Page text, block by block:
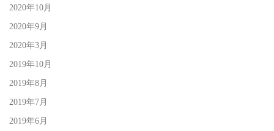
2020年10月
2020年9月
2020年3月
2019年10月
2019年8月
2019年7月
2019年6月